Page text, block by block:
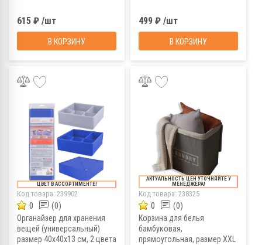
615 ₽ /шт
В КОРЗИНУ
499 ₽ /шт
В КОРЗИНУ
ЦВЕТ В АССОРТИМЕНТЕ!
Код товара: 239902
0 (0)
Органайзер для хранения
вещей (универсальный)
размер 40х40х13 см, 2 цвета
АКТУАЛЬНОСТЬ ЦЕН УТОЧНЯЙТЕ У
МЕНЕДЖЕРА!
Код товара: 238325
0 (0)
Корзина для белья
бамбуковая,
прямоугольная, размер XXL